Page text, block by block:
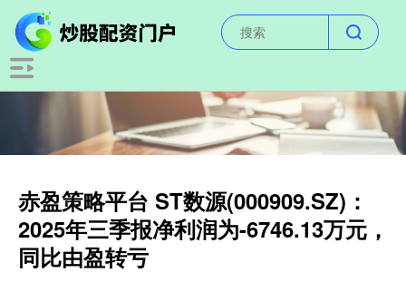
赤盈策略平台 ST数源(000909.SZ)：
2025年三季报净利润为-6746.13万元，
同比由盈转亏